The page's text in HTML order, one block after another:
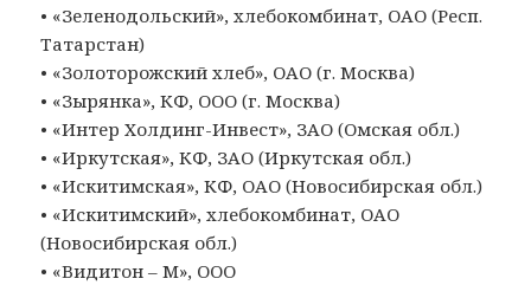
• «Зеленодольский», хлебокомбинат, ОАО (Респ.
Татарстан)
• «Золоторожский хлеб», ОАО (г. Москва)
• «Зырянка», КФ, ООО (г. Москва)
• «Интер Холдинг-Инвест», ЗАО (Омская обл.)
• «Иркутская», КФ, ЗАО (Иркутская обл.)
• «Искитимская», КФ, ОАО (Новосибирская обл.)
• «Искитимский», хлебокомбинат, ОАО
(Новосибирская обл.)
• «Видитон – М», ООО